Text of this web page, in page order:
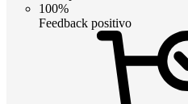
100%
Feedback positivo